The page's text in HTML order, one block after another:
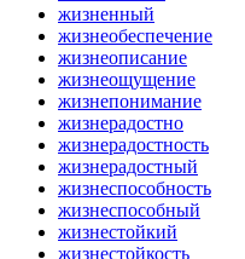
жизненный
жизнеобеспечение
жизнеописание
жизнеощущение
жизнепонимание
жизнерадостно
жизнерадостность
жизнерадостный
жизнеспособность
жизнеспособный
жизнестойкий
жизнестойкость